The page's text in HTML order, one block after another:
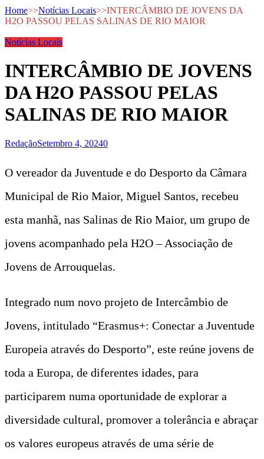
Home>>Notícias Locais>>INTERCÂMBIO DE JOVENS DA
H2O PASSOU PELAS SALINAS DE RIO MAIOR
Notícias Locais
INTERCÂMBIO DE JOVENS
DA H2O PASSOU PELAS
SALINAS DE RIO MAIOR
RedaçãoSetembro 4, 20240
O vereador da Juventude e do Desporto da Câmara
Municipal de Rio Maior, Miguel Santos, recebeu
esta manhã, nas Salinas de Rio Maior, um grupo de
jovens acompanhado pela H2O – Associação de
Jovens de Arrouquelas.
Integrado num novo projeto de Intercâmbio de
Jovens, intitulado “Erasmus+: Conectar a Juventude
Europeia através do Desporto”, este reúne jovens de
toda a Europa, de diferentes idades, para
participarem numa oportunidade de explorar a
diversidade cultural, promover a tolerância e abraçar
os valores europeus através de uma série de